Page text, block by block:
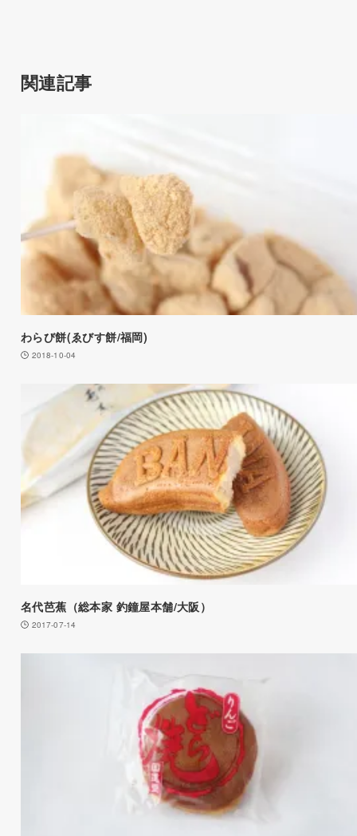
関連記事
わらび餅(ゑびす餅/福岡)
2018-10-04
名代芭蕉（総本家 釣鐘屋本舗/大阪）
2017-07-14